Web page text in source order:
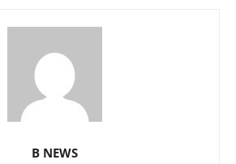
B NEWS